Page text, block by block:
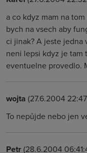
a co kdyz mam na
bych na vsech aby
ci jinak? A jeste jedna
neni lepsi kdyz je tam
eventuelne provedlo.
wojta (27.6.2004
To nepůjde nebo jen
Petr(28.6.2004